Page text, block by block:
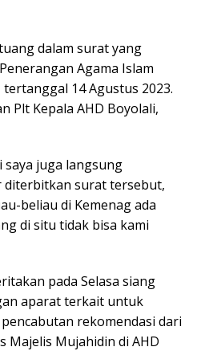
dalam surat yang
Agama Islam
tertanggal 14 Agustus 2023.
Plt Kepala AHD Boyolali,
saya juga langsung
diterbitkan surat tersebut,
beliau di Kemenag ada
di situ tidak bisa kami
pada Selasa siang
aparat terkait untuk
rekomendasi dari
Majelis Mujahidin di AHD